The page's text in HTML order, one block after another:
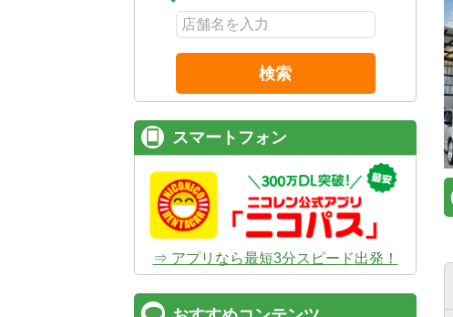
検索
スマートフォン
⇒ アプリなら最短3分スピード出発！